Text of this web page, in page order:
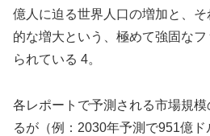
億人に迫る世界人口の増加と、
的な増大という、極めて強固な
られている 4。
各レポートで予測される市場規
るが（例：2030年予測で951億